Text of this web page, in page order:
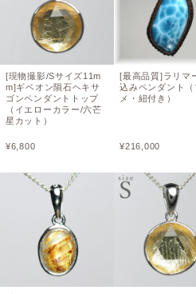
[現物撮影/Sサイズ11m
m]ギベオン隕石ヘキサ
ゴンペンダントトップ
（イエローカラー/六芒
星カット）
¥6,800
[最高品質]ラリマ
込みペンダント（
メ・紐付き）
¥216,000